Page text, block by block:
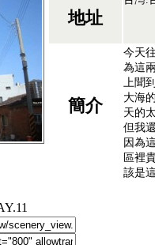
地址
簡介
今天
為這
上聞
大海
天的
但我
因為
區裡
該是